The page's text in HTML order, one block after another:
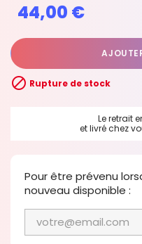
44,00 €
 Rupture de stock
Le retrait
et livré chez
Pour être prévenu
nouveau disponible :